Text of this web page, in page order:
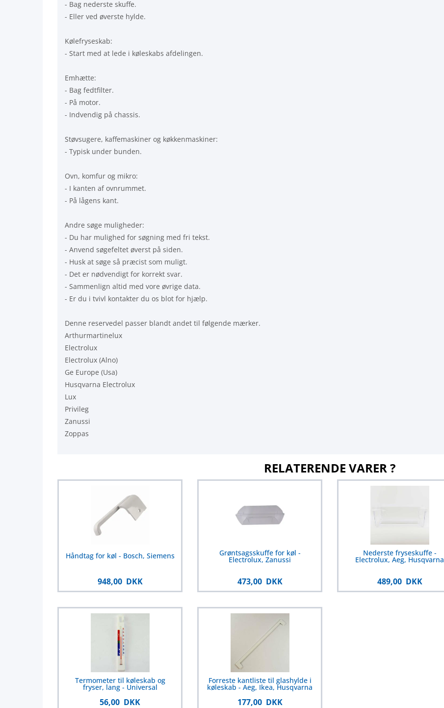
- Bag nederste skuffe.
- Eller ved øverste hylde.
Kølefryseskab:
- Start med at lede i køleskabs afdelingen.
Emhætte:
- Bag fedtfilter.
- På motor.
- Indvendig på chassis.
Støvsugere, kaffemaskiner og køkkenmaskiner:
- Typisk under bunden.
Ovn, komfur og mikro:
- I kanten af ovnrummet.
- På lågens kant.
Andre søge muligheder:
- Du har mulighed for søgning med fri tekst.
- Anvend søgefeltet øverst på siden.
- Husk at søge så præcist som muligt.
- Det er nødvendigt for korrekt svar.
- Sammenlign altid med vore øvrige data.
- Er du i tvivl kontakter du os blot for hjælp.
Denne reservedel passer blandt andet til følgende mærker.
Arthurmartinelux
Electrolux
Electrolux (Alno)
Ge Europe (Usa)
Husqvarna Electrolux
Lux
Privileg
Zanussi
Zoppas
RELATERENDE VARER ?
Håndtag for køl - Bosch, Siemens
948,00 DKK
Grøntsagsskuffe for køl -
Electrolux, Zanussi
473,00 DKK
Nederste fryseskuffe -
Electrolux, Aeg, Husqvarna
489,00 DKK
Termometer til køleskab og
fryser, lang - Universal
56,00 DKK
Forreste kantliste til glashylde i
køleskab - Aeg, Ikea, Husqvarna
177,00 DKK